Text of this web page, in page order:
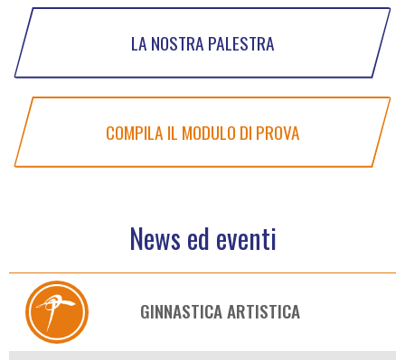
LA NOSTRA PALESTRA
COMPILA IL MODULO DI PROVA
News ed eventi
GINNASTICA ARTISTICA